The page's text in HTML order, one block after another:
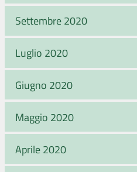
Settembre 2020
Luglio 2020
Giugno 2020
Maggio 2020
Aprile 2020